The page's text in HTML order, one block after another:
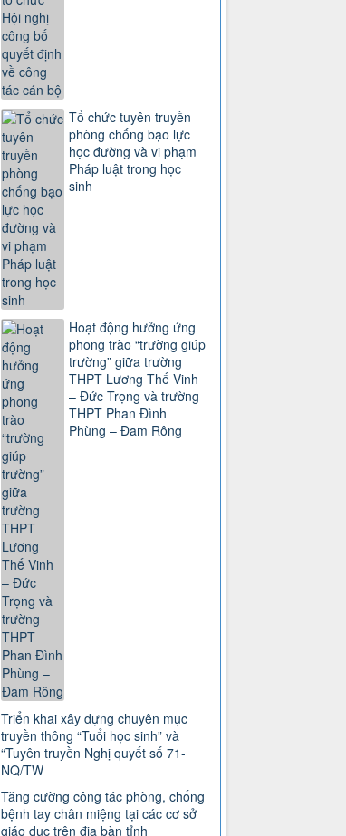
Tổ chức tuyên truyền
phòng chống bạo lực
học đường và vi phạm
Pháp luật trong học
sinh
Hoạt động hưởng ứng
phong trào “trường giúp
trường” giữa trường
THPT Lương Thế Vinh
– Đức Trọng và trường
THPT Phan Đình
Phùng – Đam Rông
Triển khai xây dựng chuyên mục
truyền thông “Tuổi học sinh” và
“Tuyên truyền Nghị quyết số 71-
NQ/TW
Tăng cường công tác phòng, chống
bệnh tay chân miệng tại các cơ sở
giáo dục trên địa bàn tỉnh